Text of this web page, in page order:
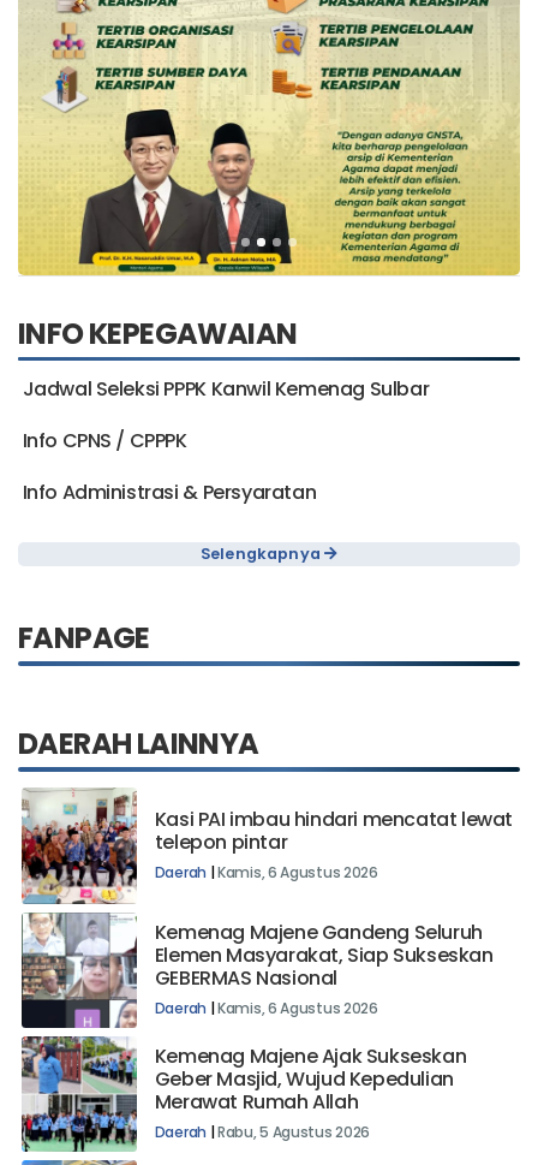
INFO KEPEGAWAIAN
Jadwal Seleksi PPPK Kanwil Kemenag Sulbar
Info CPNS / CPPPK
Info Administrasi & Persyaratan
Selengkapnya
FANPAGE
DAERAH LAINNYA
Kasi PAI imbau hindari mencatat lewat
telepon pintar
Daerah |Kamis, 6 Agustus 2026
Kemenag Majene Gandeng Seluruh
Elemen Masyarakat, Siap Sukseskan
GEBERMAS Nasional
Daerah |Kamis, 6 Agustus 2026
Kemenag Majene Ajak Sukseskan
Geber Masjid, Wujud Kepedulian
Merawat Rumah Allah
Daerah |Rabu, 5 Agustus 2026